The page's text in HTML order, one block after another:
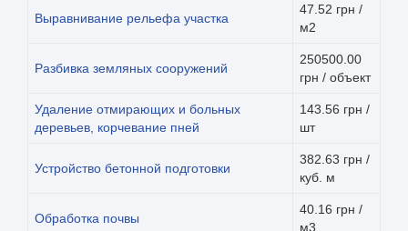
Выравнивание рельефа участка
47.52 грн /
м2
Разбивка земляных сооружений
250500.00
грн / объект
Удаление отмирающих и больных
деревьев, корчевание пней
143.56 грн /
шт
Устройство бетонной подготовки
382.63 грн /
куб. м
Обработка почвы
40.16 грн /
м3